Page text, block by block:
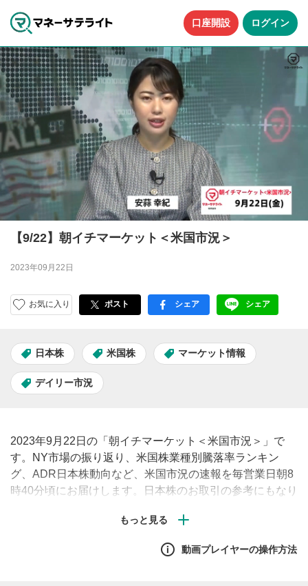
口座開設 ログイン
【9/22】朝イチマーケット＜米国市況＞
2023年09月22日
お気に入り ポスト facebook
シェア LINE
シェア
日本株 米国株 マーケット情報
デイリー市況
2023年9月22日の「朝イチマーケット＜米国市況＞」で
す。NY市場の振り返り、米国株業種別騰落率ランキン
グ、ADR日本株動向など、米国市況の速報を毎営業日朝8
時40分頃にお届けします。日本株のお取引の参考にもなり
動画プレイヤーの操作方法